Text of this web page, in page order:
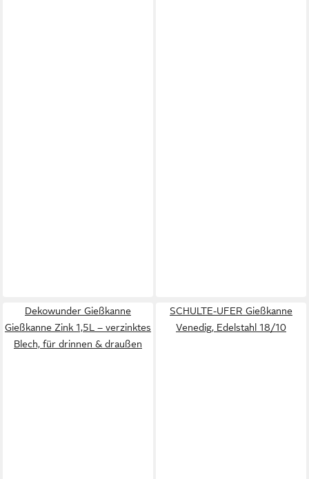
Dekowunder Gießkanne
Gießkanne Zink 1,5L – verzinktes
Blech, für drinnen & draußen
SCHULTE-UFER Gießkanne
Venedig, Edelstahl 18/10